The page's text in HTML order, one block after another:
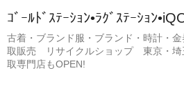
ｺﾞｰﾙﾄﾞｽﾃｰｼｮﾝ•ﾗｸﾞｽﾃｰｼｮﾝ
古着・ブランド服・ブランド・時計・
取販売 リサイクルショップ 東京・埼
取専門店もOPEN!